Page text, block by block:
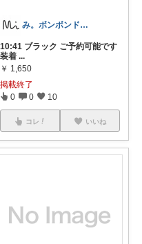
み。ボンボンドロップシール☺︎
10:41 ブラック ご予約可能です
装着 ...
￥ 1,650
掲載終了
0 0 10
コレ いいね